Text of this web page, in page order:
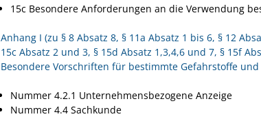
15c Besondere Anforderungen an die Verwendung
Anhang I (zu § 8 Absatz 8, § 11a Absatz 1 bis 6, § 12
15c Absatz 2 und 3, § 15d Absatz 1,3,4,6 und 7, § 15f
Besondere Vorschriften für bestimmte Gefahrstoffe und
Nummer 4.2.1 Unternehmensbezogene Anzeige
Nummer 4.4 Sachkunde